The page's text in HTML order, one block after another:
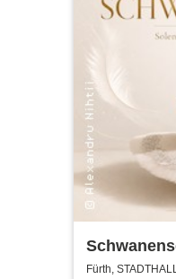
Ballet
Fürth,